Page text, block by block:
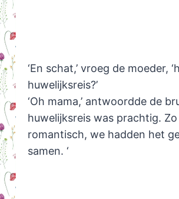
‘En schat,’ vroeg de moeder,
huwelijksreis?’
‘Oh mama,’ antwoordde de
huwelijksreis was prachtig. Zo
romantisch, we hadden het
samen. ‘